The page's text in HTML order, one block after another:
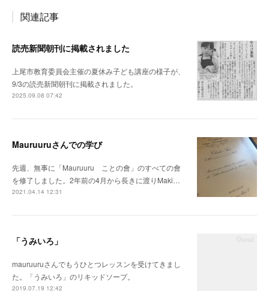
関連記事
読売新聞朝刊に掲載されました
上尾市教育委員会主催の夏休み子ども講座の様子が、
9/3の読売新聞朝刊に掲載されました。
2025.09.08 07:42
Mauruuruさんでの学び
先週、無事に「Mauruuru ことの會」のすべての會
を修了しました。2年前の4月から長きに渡りMaki…
2021.04.14 12:31
「うみいろ」
mauruuruさんでもうひとつレッスンを受けてきまし
た。「うみいろ」のリキッドソープ。
2019.07.19 12:42